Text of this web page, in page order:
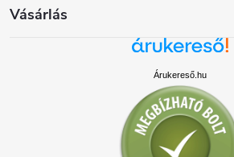
Vásárlás
Árukereső.hu